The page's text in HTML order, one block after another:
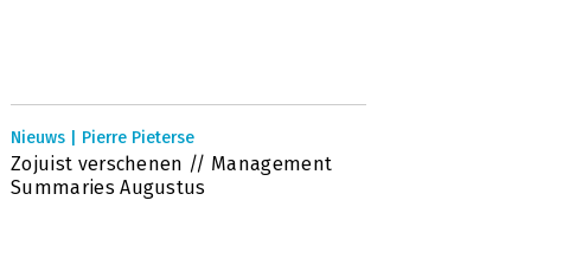
Nieuws | Pierre Pieterse
Zojuist verschenen // Management
Summaries Augustus